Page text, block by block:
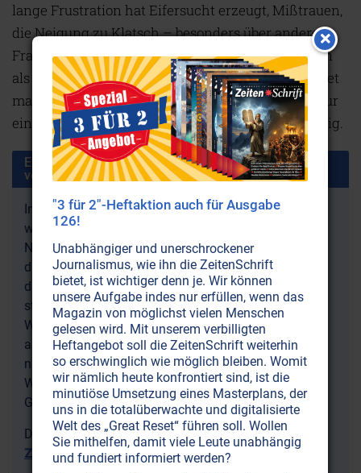
lange Frustration hat Eifersucht erzeugt, Mißtrauen,
die Neigung zu Klatsch – besonders über andere
Frauen – und viele andere Eigenschaften, die man
als ‚Gehässigkeiten‘ abtut. Aus diesem Grunde findet
man selten eine Frau, die eine andere Frau lobt. Nur
eine wirkliche große Frau ist heutzutage dazu fähig.
Ende des Artikelauszugs „Mann-Frau-Balance: Ideal
vollkommener Ausgeglichenheit“
Im vollständigen Artikel erfahren Sie auch, unter
welchen Voraussetzungen die Frauen zu ihrer wahren
Natur zurückfinden werden und welche Auswirkungen
dies auf die Welt als Ganzes haben wird. Sie lesen,
dass hinter jedem großen Mann auch eine große Frau
steht, weshalb sich die männlich dominierte
Wirtschaftswelt verheerend auf den ganzen Planeten
auswirkt und was das Naturgesetz verlangt, damit
nicht nur Mann und Frau, sondern auch die
Wirtschaftswelt (Käufer und Verkäufer) ins
Gleichgewicht kommen.
Den vollständigen Artikel finden Sie in der
ZeitenSchrift-Druckausgabe Nr. 19.
"3 für 2"-Heftaktion auch für Ausgabe
126!
Unabhängiger und unerschrockener
Journalismus, wie ihn die ZeitenSchrift
bietet, ist wichtiger denn je. Wir können
unsere Aufgabe indes nur erfüllen, wenn das
Magazin von möglichst vielen Menschen
gelesen wird. Mit unserem verbilligten
Heftangebot soll die ZeitenSchrift weiterhin
so erschwinglich wie möglich bleiben. Womit
wir nämlich heute konfrontiert sind, ist die
minutiöse Umsetzung eines Masterplans, der
uns in die totalüberwachte und digitalisierte
Welt des „Great Reset“ führen soll. Wollen
Sie mithelfen, damit viele Leute unabhängig
und fundiert informiert werden?